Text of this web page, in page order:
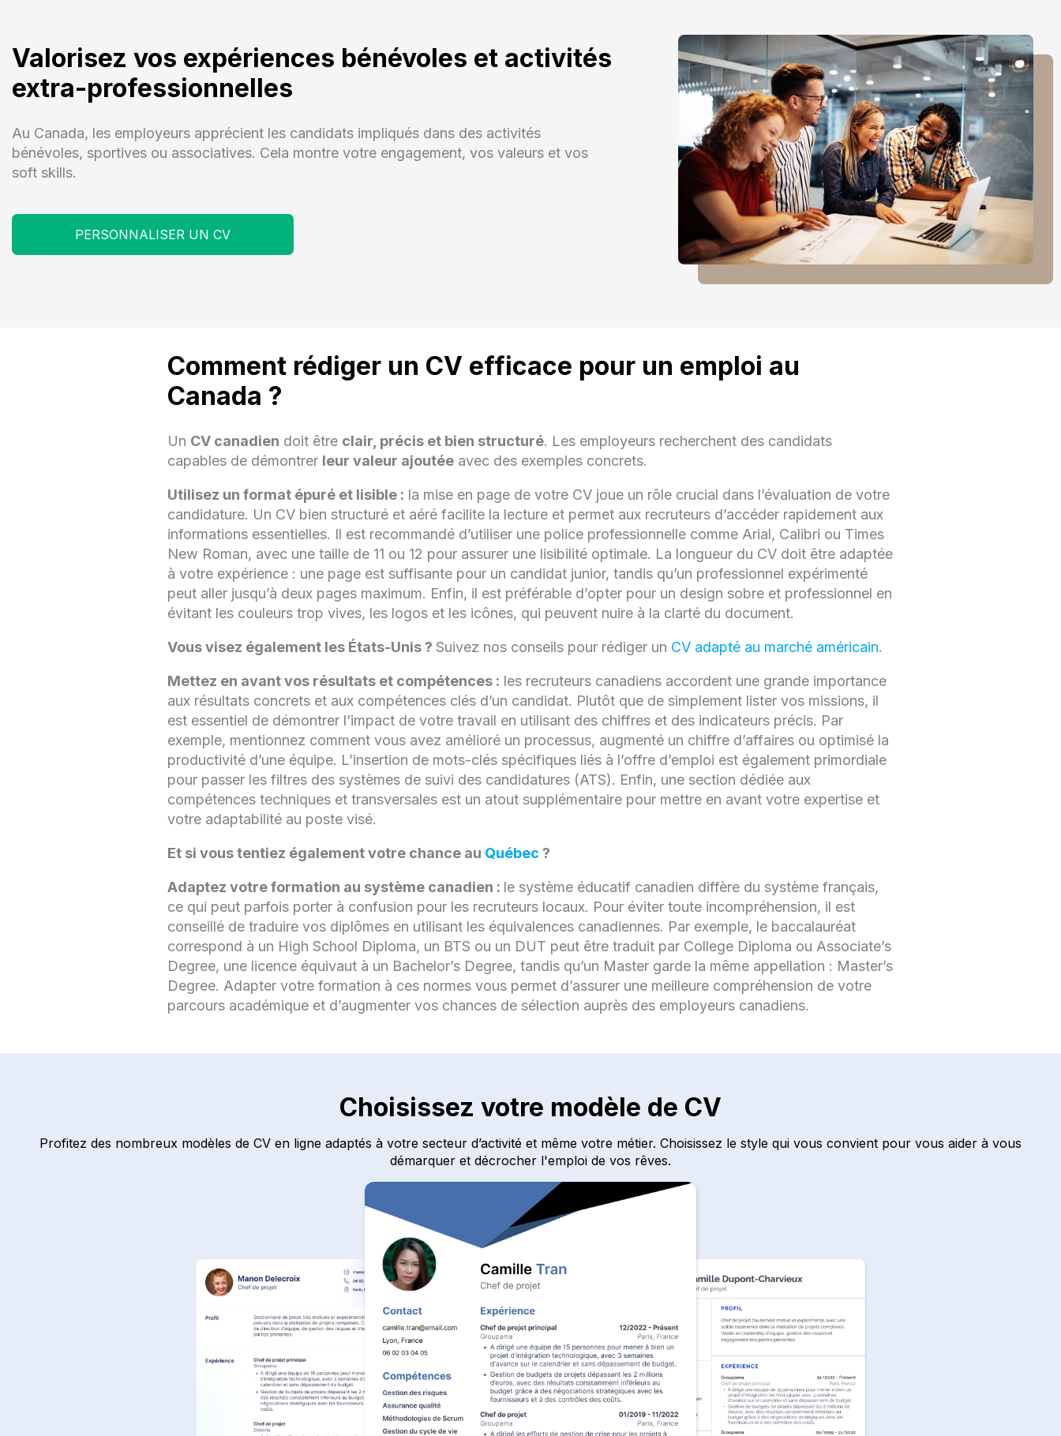
Valorisez vos expériences bénévoles et activités
extra-professionnelles
Au Canada, les employeurs apprécient les candidats impliqués dans des activités
bénévoles, sportives ou associatives. Cela montre votre engagement, vos valeurs et vos
soft skills.
PERSONNALISER UN CV
Comment rédiger un CV efficace pour un emploi au
Canada ?
Un CV canadien doit être clair, précis et bien structuré. Les employeurs recherchent des candidats
capables de démontrer leur valeur ajoutée avec des exemples concrets.
Utilisez un format épuré et lisible : la mise en page de votre CV joue un rôle crucial dans l’évaluation de votre
candidature. Un CV bien structuré et aéré facilite la lecture et permet aux recruteurs d’accéder rapidement aux
informations essentielles. Il est recommandé d’utiliser une police professionnelle comme Arial, Calibri ou Times
New Roman, avec une taille de 11 ou 12 pour assurer une lisibilité optimale. La longueur du CV doit être adaptée
à votre expérience : une page est suffisante pour un candidat junior, tandis qu’un professionnel expérimenté
peut aller jusqu’à deux pages maximum. Enfin, il est préférable d’opter pour un design sobre et professionnel en
évitant les couleurs trop vives, les logos et les icônes, qui peuvent nuire à la clarté du document.
Vous visez également les États-Unis ? Suivez nos conseils pour rédiger un CV adapté au marché américain.
Mettez en avant vos résultats et compétences : les recruteurs canadiens accordent une grande importance
aux résultats concrets et aux compétences clés d’un candidat. Plutôt que de simplement lister vos missions, il
est essentiel de démontrer l’impact de votre travail en utilisant des chiffres et des indicateurs précis. Par
exemple, mentionnez comment vous avez amélioré un processus, augmenté un chiffre d’affaires ou optimisé la
productivité d’une équipe. L’insertion de mots-clés spécifiques liés à l’offre d’emploi est également primordiale
pour passer les filtres des systèmes de suivi des candidatures (ATS). Enfin, une section dédiée aux
compétences techniques et transversales est un atout supplémentaire pour mettre en avant votre expertise et
votre adaptabilité au poste visé.
Et si vous tentiez également votre chance au Québec ?
Adaptez votre formation au système canadien : le système éducatif canadien diffère du système français,
ce qui peut parfois porter à confusion pour les recruteurs locaux. Pour éviter toute incompréhension, il est
conseillé de traduire vos diplômes en utilisant les équivalences canadiennes. Par exemple, le baccalauréat
correspond à un High School Diploma, un BTS ou un DUT peut être traduit par College Diploma ou Associate’s
Degree, une licence équivaut à un Bachelor’s Degree, tandis qu’un Master garde la même appellation : Master’s
Degree. Adapter votre formation à ces normes vous permet d’assurer une meilleure compréhension de votre
parcours académique et d’augmenter vos chances de sélection auprès des employeurs canadiens.
Choisissez votre modèle de CV
Profitez des nombreux modèles de CV en ligne adaptés à votre secteur d’activité et même votre métier. Choisissez le style qui vous convient pour vous aider à vous
démarquer et décrocher l'emploi de vos rêves.